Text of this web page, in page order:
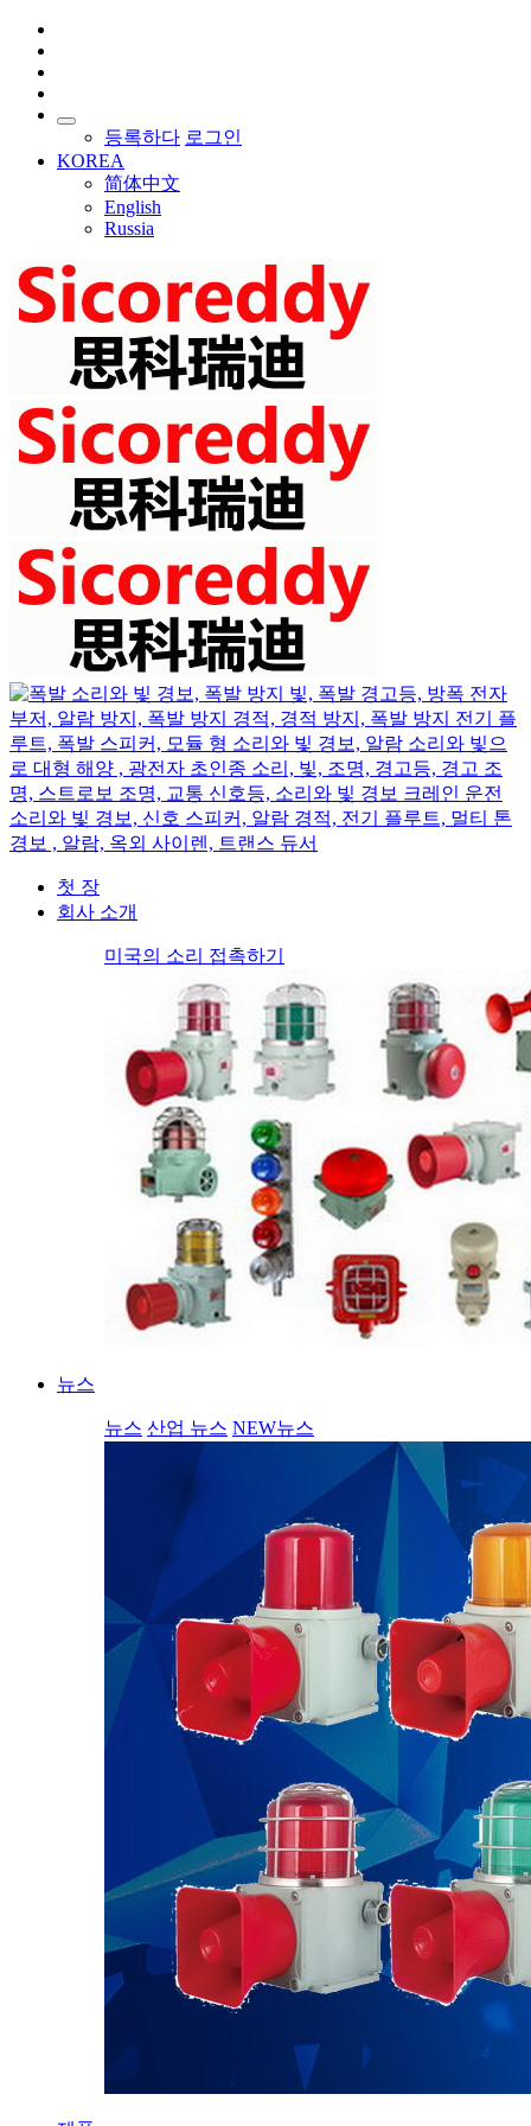
등록하다 로그인
KOREA
简体中文
English
Russia
첫 장
회사 소개
미국의 소리 접촉하기
뉴스
뉴스 산업 뉴스 NEW뉴스